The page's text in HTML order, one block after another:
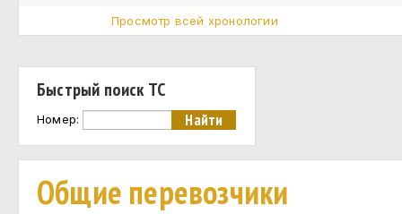
Просмотр всей хронологии
Быстрый поиск ТС
Номер:
Общие перевозчики